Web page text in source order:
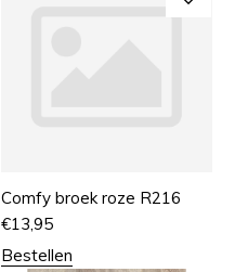
Comfy broek roze R216
€13,95
Bestellen